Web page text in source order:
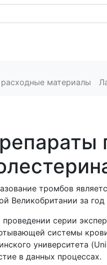
материалы
тромбов
Великобритании за
серии
системы
университета
в данных процессах.